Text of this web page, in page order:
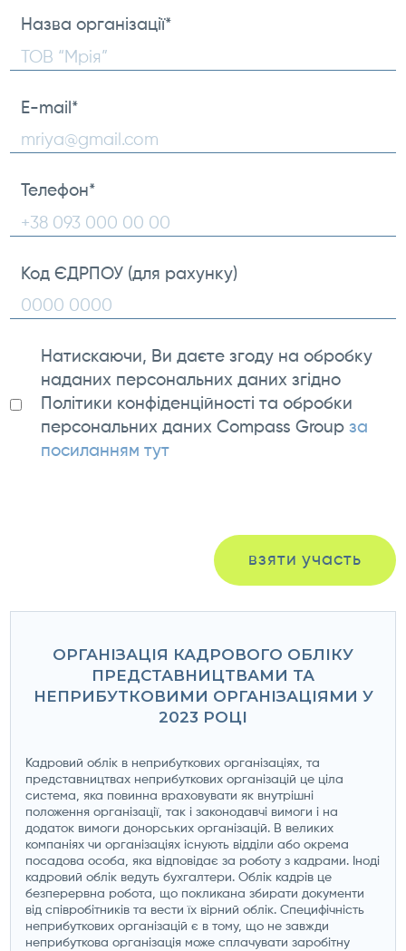
прізвище
Назва організації*
E-mail *
Телефон*
Код ЄДРПОУ (для рахунку)
Натискаючи, Ви даєте згоду на обробку
наданих персональних даних згідно
Політики конфіденційності та обробки
персональних даних Compass Group за
посиланням тут
взяти участь
ОРГАНІЗАЦІЯ КАДРОВОГО ОБЛІКУ
ПРЕДСТАВНИЦТВАМИ ТА
НЕПРИБУТКОВИМИ ОРГАНІЗАЦІЯМИ У
2023 РОЦІ
Кадровий облік в неприбуткових організаціях, та
представництвах неприбуткових організацій це ціла
система, яка повинна враховувати як внутрішні
положення організації, так і законодавчі вимоги і на
додаток вимоги донорських організацій. В великих
компаніях чи організаціях існують відділи або окрема
посадова особа, яка відповідає за роботу з кадрами. Іноді
кадровий облік ведуть бухгалтери. Облік кадрів це
безперервна робота, що покликана збирати документи
від співробітників та вести їх вірний облік. Специфічність
неприбуткових організацій є в тому, що не завжди
неприбуткова організація може сплачувати заробітну